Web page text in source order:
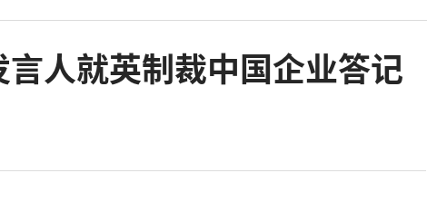
人就英制裁中国企业答记